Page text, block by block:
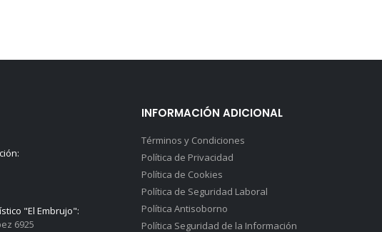
"El Embrujo":
6925
INFORMACIÓN ADICIONAL
Términos y Condiciones
Política de Privacidad
Política de Cookies
Política de Seguridad Laboral
Política Antisoborno
Política Seguridad de la Información